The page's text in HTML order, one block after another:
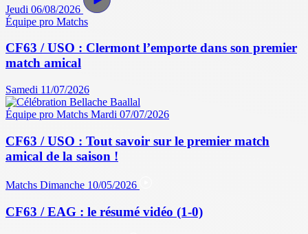
Jeudi 06/08/2026
Équipe pro Matchs
CF63 / USO : Clermont l’emporte dans son premier
match amical
Samedi 11/07/2026
Équipe pro Matchs Mardi 07/07/2026
CF63 / USO : Tout savoir sur le premier match
amical de la saison !
Matchs Dimanche 10/05/2026
CF63 / EAG : le résumé vidéo (1-0)